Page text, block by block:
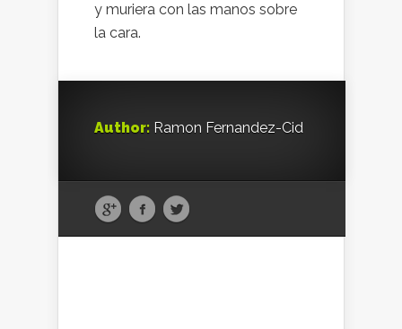
y muriera con las manos sobre
la cara.
Author: Ramon Fernandez-Cid